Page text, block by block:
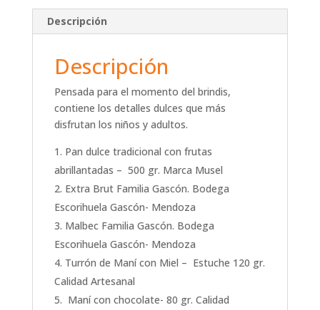
Descripción
Descripción
Pensada para el momento del brindis,
contiene los detalles dulces que más
disfrutan los niños y adultos.
Pan dulce tradicional con frutas
abrillantadas – 500 gr. Marca Musel
Extra Brut Familia Gascón. Bodega
Escorihuela Gascón- Mendoza
Malbec Familia Gascón. Bodega
Escorihuela Gascón- Mendoza
Turrón de Maní con Miel – Estuche 120 gr.
Calidad Artesanal
Maní con chocolate- 80 gr. Calidad